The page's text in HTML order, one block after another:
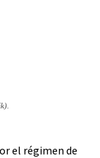
el régimen de